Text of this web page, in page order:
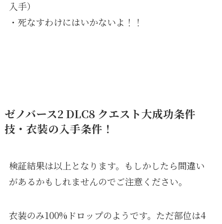
入手）
・死なすわけにはいかないよ！！
ゼノバース2 DLC8 クエスト大成功条件
技・衣装の入手条件！
検証結果は以上となります。もしかしたら間違い
があるかもしれませんのでご注意ください。
衣装のみ100%ドロップのようです。ただ部位は4